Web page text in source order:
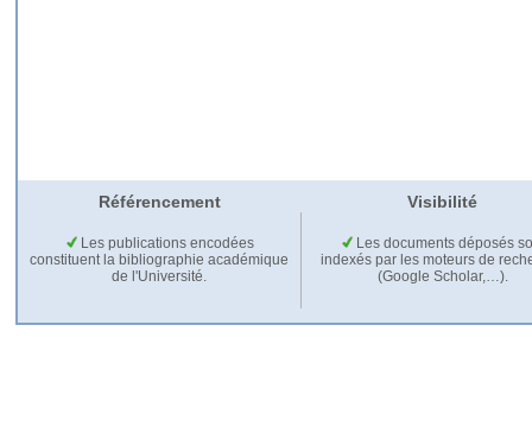
Référencement Visibilité
Les publications encodées
constituent la bibliographie académique
de l'Université.
Les documents déposés
indexés par les moteurs de
(Google Scholar,…).